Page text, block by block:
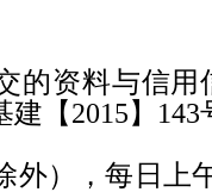
的资料与信
建【2015】 143
外），每日上